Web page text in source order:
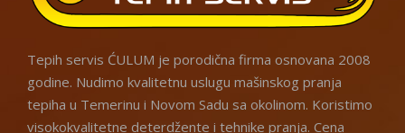
Tepih servis ĆULUM je porodična firma osnovana 2008
godine. Nudimo kvalitetnu uslugu mašinskog pranja
tepiha u Temerinu i Novom Sadu sa okolinom. Koristimo
visokokvalitetne deterdžente i tehnike pranja. Cena